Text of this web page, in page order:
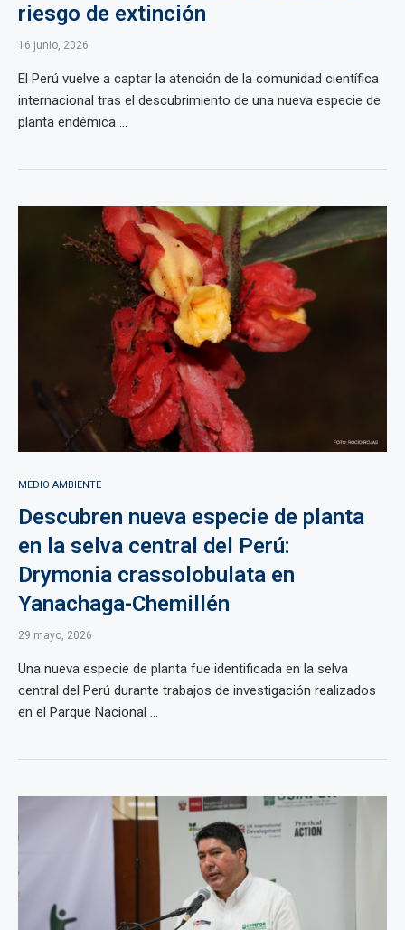
riesgo de extinción
16 junio, 2026
El Perú vuelve a captar la atención de la comunidad científica
internacional tras el descubrimiento de una nueva especie de
planta endémica ...
MEDIO AMBIENTE
Descubren nueva especie de planta
en la selva central del Perú:
Drymonia crassolobulata en
Yanachaga-Chemillén
29 mayo, 2026
Una nueva especie de planta fue identificada en la selva
central del Perú durante trabajos de investigación realizados
en el Parque Nacional ...